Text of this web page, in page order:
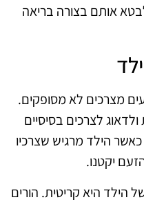
אותם בצורה בריאה
מצרכים לא מסופקים.
לצרכים בסיסיים
כאשר הילד מרגיש שצרכיו
יקטנו.
הילד היא קריטית. הורים